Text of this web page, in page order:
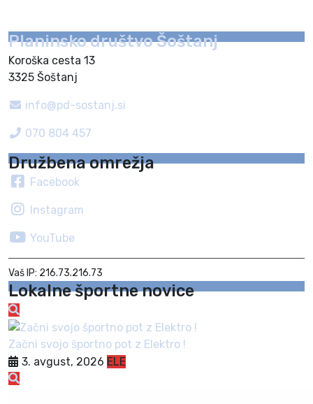
Planinsko društvo Šoštanj
Koroška cesta 13
3325 Šoštanj
info@pd-sostanj.si
070 804 457
Družbena omrežja
Facebook
Instagram
YouTube
Vaš IP: 216.73.216.73
Lokalne športne novice
Začni svojo športno pot z Elektro !
3. avgust, 2026 ELE